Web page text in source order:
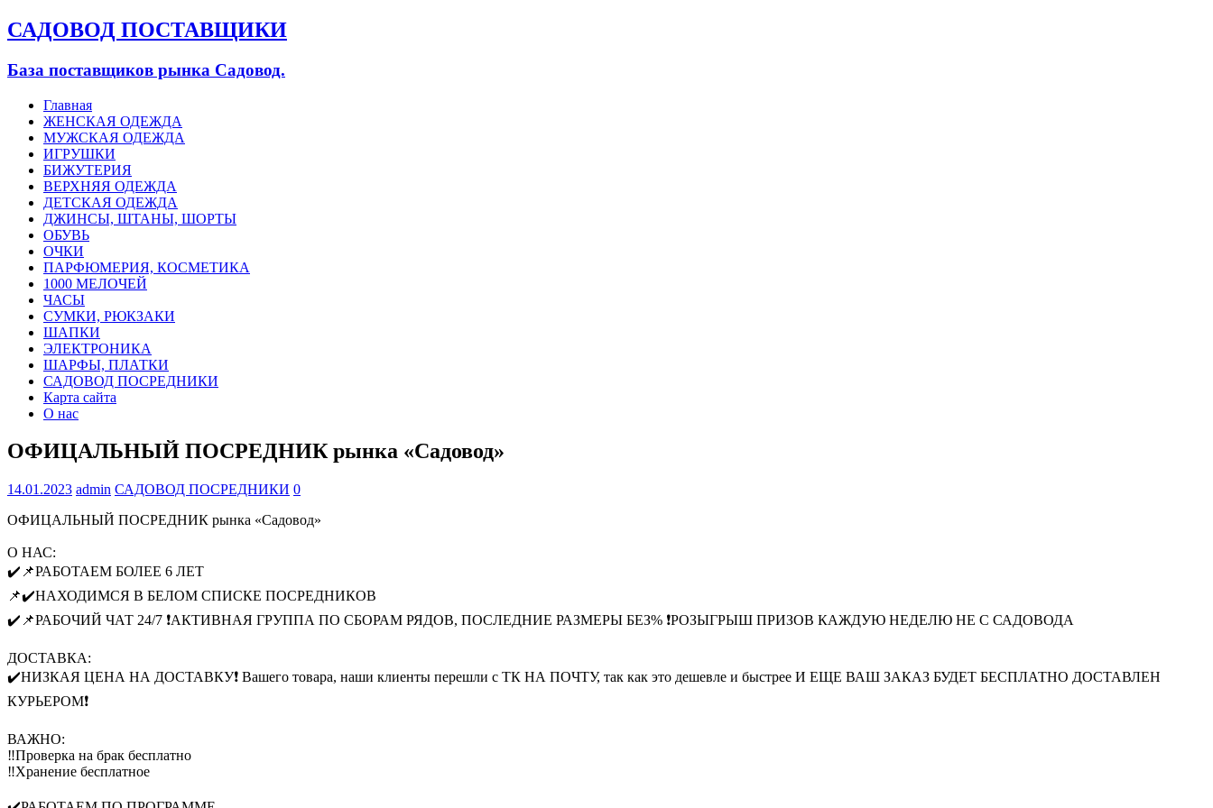
САДОВОД ПОСТАВЩИКИ
База поставщиков рынка Садовод.
Главная
ЖЕНСКАЯ ОДЕЖДА
МУЖСКАЯ ОДЕЖДА
ИГРУШКИ
БИЖУТЕРИЯ
ВЕРХНЯЯ ОДЕЖДА
ДЕТСКАЯ ОДЕЖДА
ДЖИНСЫ, ШТАНЫ, ШОРТЫ
ОБУВЬ
ОЧКИ
ПАРФЮМЕРИЯ, КОСМЕТИКА
1000 МЕЛОЧЕЙ
ЧАСЫ
СУМКИ, РЮКЗАКИ
ШАПКИ
ЭЛЕКТРОНИКА
ШАРФЫ, ПЛАТКИ
САДОВОД ПОСРЕДНИКИ
Карта сайта
О нас
ОФИЦАЛЬНЫЙ ПОСРЕДНИК рынка «Садовод»
14.01.2023 admin САДОВОД ПОСРЕДНИКИ 0
ОФИЦАЛЬНЫЙ ПОСРЕДНИК рынка «Садовод»
О НАС:
✔️📌РАБОТАЕМ БОЛЕЕ 6 ЛЕТ
📌✔️НАХОДИМСЯ В БЕЛОМ СПИСКЕ ПОСРЕДНИКОВ
✔️📌РАБОЧИЙ ЧАТ 24/7 ❗️АКТИВНАЯ ГРУППА ПО СБОРАМ РЯДОВ, ПОСЛЕДНИЕ РАЗМЕРЫ БЕЗ% ❗️РОЗЫГРЫШ ПРИЗОВ КАЖДУЮ НЕДЕЛЮ НЕ С САДОВОДА
ДОСТАВКА:
✔️НИЗКАЯ ЦЕНА НА ДОСТАВКУ❗️ Вашего товара, наши клиенты перешли с ТК НА ПОЧТУ, так как это дешевле и быстрее И ЕЩЕ ВАШ ЗАКАЗ БУДЕТ БЕСПЛАТНО ДОСТАВЛЕН
КУРЬЕРОМ❗️
ВАЖНО:
‼️Проверка на брак бесплатно
‼️Хранение бесплатное